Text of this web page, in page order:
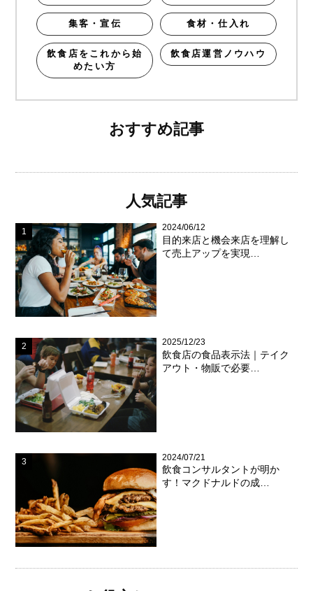
集客・宣伝 食材・仕入れ
飲食店をこれから始
めたい方
飲食店運営ノウハウ
おすすめ記事
人気記事
2024/06/12
目的来店と機会来店を理解し
て売上アップを実現…
2025/12/23
飲食店の食品表示法｜テイク
アウト・物販で必要…
2024/07/21
飲食コンサルタントが明か
す！マクドナルドの成…